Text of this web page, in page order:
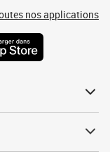
nos applications